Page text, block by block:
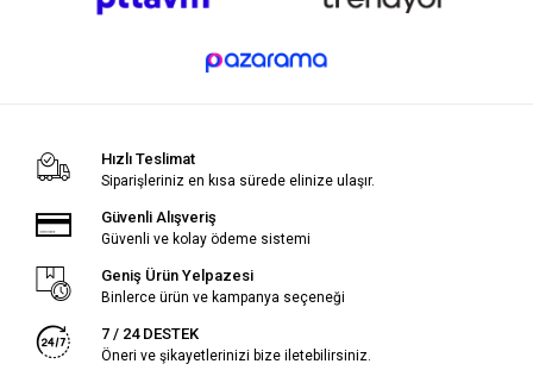
Hızlı Teslimat
Siparişleriniz en kısa sürede elinize ulaşır.
Güvenli Alışveriş
Güvenli ve kolay ödeme sistemi
Geniş Ürün Yelpazesi
Binlerce ürün ve kampanya seçeneği
7 / 24 DESTEK
Öneri ve şikayetlerinizi bize iletebilirsiniz.